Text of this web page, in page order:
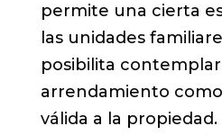
permite una cierta
las unidades
posibilita contemplar
arrendamiento
válida a la